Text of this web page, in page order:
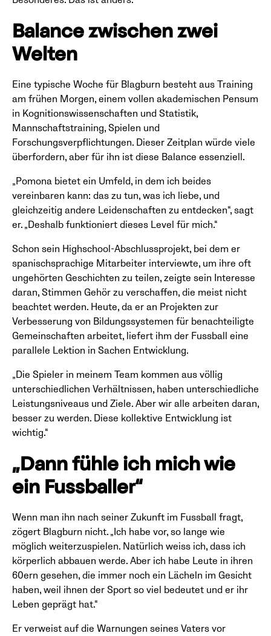
Balance zwischen zwei
Welten
Eine typische Woche für Blagburn besteht aus Training
am frühen Morgen, einem vollen akademischen Pensum
in Kognitionswissenschaften und Statistik,
Mannschaftstraining, Spielen und
Forschungsverpflichtungen. Dieser Zeitplan würde viele
überfordern, aber für ihn ist diese Balance essenziell.
„Pomona bietet ein Umfeld, in dem ich beides
vereinbaren kann: das zu tun, was ich liebe, und
gleichzeitig andere Leidenschaften zu entdecken“, sagt
er. „Deshalb funktioniert dieses Level für mich.“
Schon sein Highschool-Abschlussprojekt, bei dem er
spanischsprachige Mitarbeiter interviewte, um ihre oft
ungehörten Geschichten zu teilen, zeigte sein Interesse
daran, Stimmen Gehör zu verschaffen, die meist nicht
beachtet werden. Heute, da er an Projekten zur
Verbesserung von Bildungssystemen für benachteiligte
Gemeinschaften arbeitet, liefert ihm der Fussball eine
parallele Lektion in Sachen Entwicklung.
„Die Spieler in meinem Team kommen aus völlig
unterschiedlichen Verhältnissen, haben unterschiedliche
Leistungsniveaus und Ziele. Aber wir alle arbeiten daran,
besser zu werden. Diese kollektive Entwicklung ist
wichtig.“
„Dann fühle ich mich wie
ein Fussballer“
Wenn man ihn nach seiner Zukunft im Fussball fragt,
zögert Blagburn nicht. „Ich habe vor, so lange wie
möglich weiterzuspielen. Natürlich weiss ich, dass ich
körperlich abbauen werde. Aber ich habe Leute in ihren
60ern gesehen, die immer noch ein Lächeln im Gesicht
haben, weil ihnen der Sport so viel bedeutet und er ihr
Leben geprägt hat.“
Er verweist auf die Warnungen seines Vaters vor